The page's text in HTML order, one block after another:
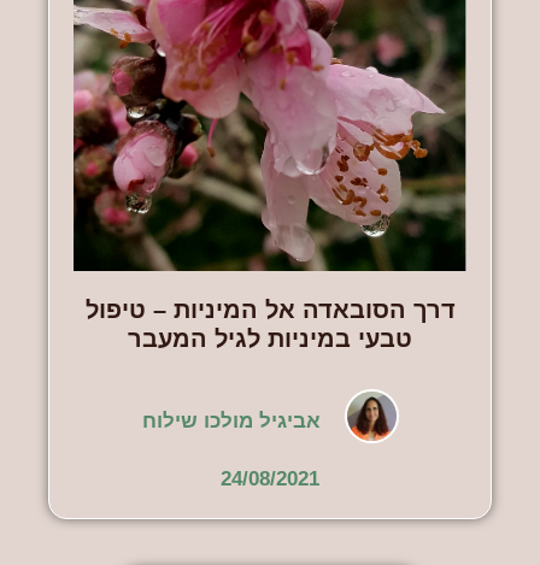
דרך הסובאדה אל המיניות – טיפול
טבעי במיניות לגיל המעבר
אביגיל מולכו שילוח
24/08/2021